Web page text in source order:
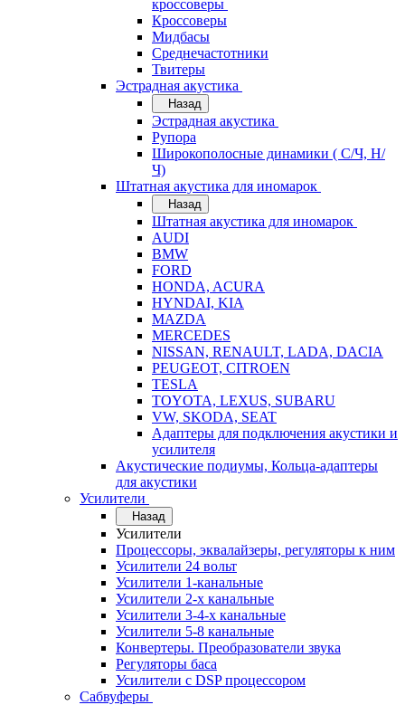
кроссоверы
Кроссоверы
Мидбасы
Среднечастотники
Твитеры
Эстрадная акустика
Назад
Эстрадная акустика
Рупора
Широкополосные динамики ( С/Ч, Н/
Ч)
Штатная акустика для иномарок
Назад
Штатная акустика для иномарок
AUDI
BMW
FORD
HONDA, ACURA
HYNDAI, KIA
MAZDA
MERCEDES
NISSAN, RENAULT, LADA, DACIA
PEUGEOT, CITROEN
TESLA
TOYOTA, LEXUS, SUBARU
VW, SKODA, SEAT
Адаптеры для подключения акустики и
усилителя
Акустические подиумы, Кольца-адаптеры
для акустики
Усилители
Назад
Усилители
Процессоры, эквалайзеры, регуляторы к ним
Усилители 24 вольт
Усилители 1-канальные
Усилители 2-х канальные
Усилители 3-4-х канальные
Усилители 5-8 канальные
Конвертеры. Преобразователи звука
Регуляторы баса
Усилители с DSP процессором
Сабвуферы